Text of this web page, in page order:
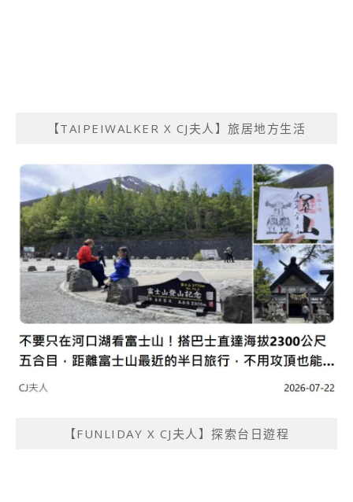
【TAIPEIWALKER X CJ夫人】旅居地方生活
【FUNLIDAY X CJ夫人】探索台日遊程